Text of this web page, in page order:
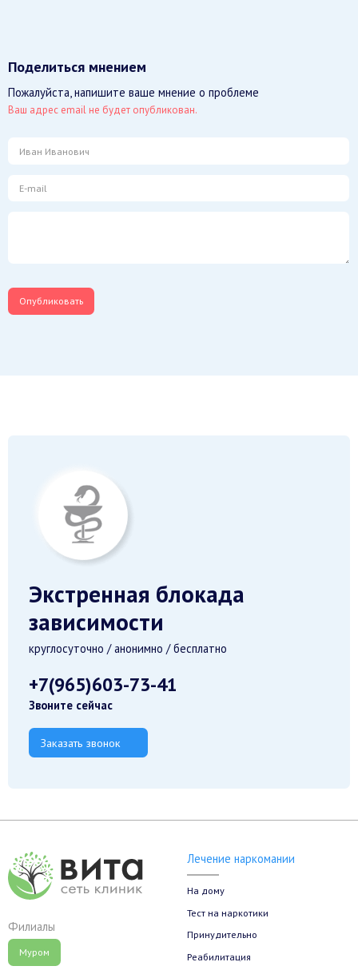
Поделиться мнением
Пожалуйста, напишите ваше мнение о проблеме
Ваш адрес email не будет опубликован.
Экстренная блокада
зависимости
круглосуточно / анонимно / бесплатно
+7(965)603-73-41
Звоните сейчас
Заказать звонок
Филиалы
Муром
Лечение наркомании
На дому
Тест на наркотики
Принудительно
Реабилитация